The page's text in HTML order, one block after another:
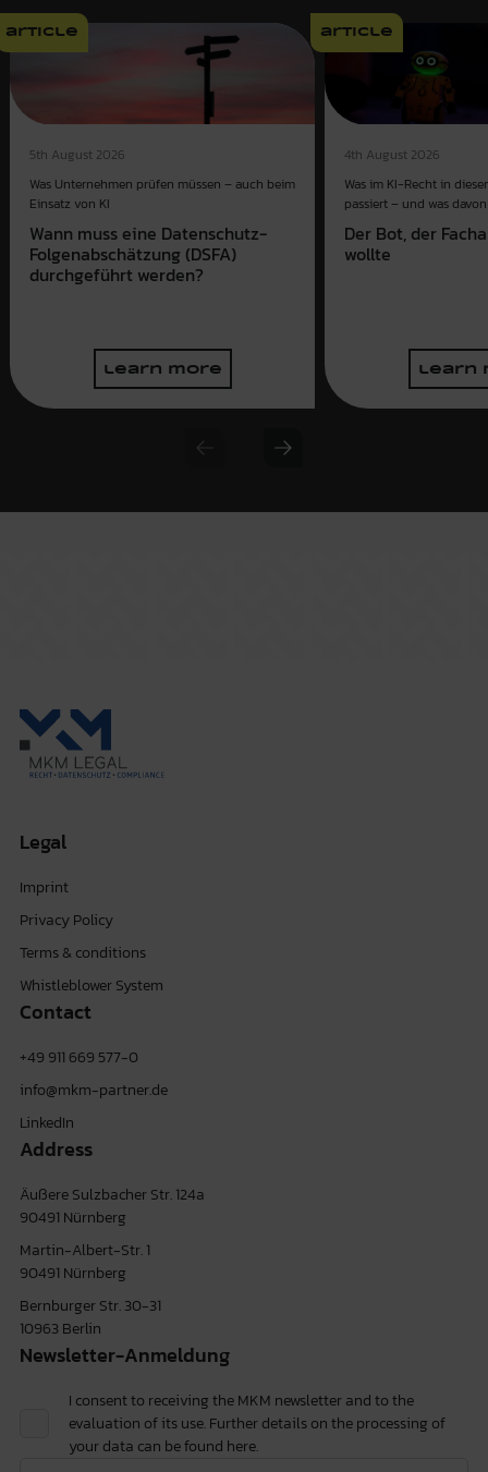
article
5th August 2026
Was Unternehmen prüfen müssen – auch beim
Einsatz von KI
Wann muss eine Datenschutz-
Folgenabschätzung (DSFA)
durchgeführt werden?
learn more
article
4th August 2026
Was im KI-Recht in
passiert – und was
Der Bot, der
wollte
learn
Previous slide
Next slide
Legal
Imprint
Privacy Policy
Terms & conditions
Whistleblower System
Contact
+49 911 669 577-0
info@mkm-partner.de
LinkedIn
Address
Äußere Sulzbacher Str. 124a
90491 Nürnberg
Martin-Albert-Str. 1
90491 Nürnberg
Bernburger Str. 30-31
10963 Berlin
Newsletter-Anmeldung
I consent to receiving the MKM newsletter and to the
evaluation of its use. Further details on the processing of
your data can be found here.